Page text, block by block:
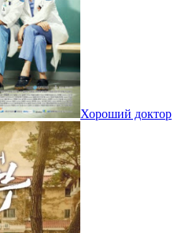
Хороший доктор